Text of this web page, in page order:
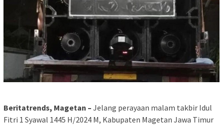
Beritatrends, Magetan – Jelang perayaan malam takbir Idul
Fitri 1 Syawal 1445 H/2024 M, Kabupaten Magetan Jawa Timur